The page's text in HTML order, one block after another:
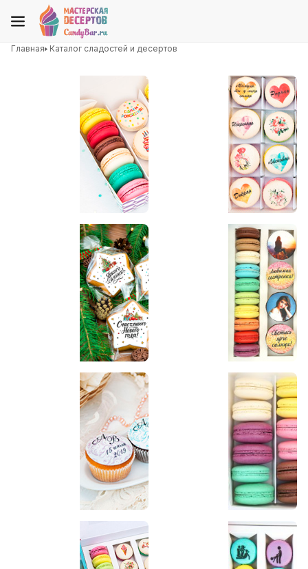
Главная Каталог сладостей и десертов
Наборы на День
Наборы для мамы
Новогодние наборы
Наборы с фото и
Наборы на свадьбу
Набор десертов